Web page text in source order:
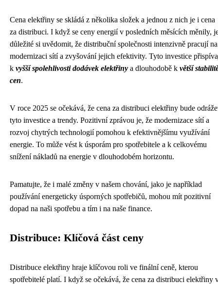
Cena elektřiny se skládá z několika složek a jednou z nich je i cena
za distribuci. I když se ceny energií v posledních měsících měnily,
důležité si uvědomit, že distribuční společnosti intenzivně pracují na
modernizaci sítí a zvyšování jejich efektivity. Tyto investice
k vyšší spolehlivosti dodávek elektřiny a dlouhodobě k větší
cen.
V roce 2025 se očekává, že cena za distribuci elektřiny bude
tyto investice a trendy. Pozitivní zprávou je, že modernizace sítí a
rozvoj chytrých technologií pomohou k efektivnějšímu využívání
energie. To může vést k úsporám pro spotřebitele a k celkovému
snížení nákladů na energie v dlouhodobém horizontu.
Pamatujte, že i malé změny v našem chování, jako je například
používání energeticky úsporných spotřebičů, mohou mít pozitivní
dopad na naši spotřebu a tím i na naše finance.
Distribuce: Klíčová část ceny
Distribuce elektřiny hraje klíčovou roli ve finální ceně, kterou
spotřebitelé platí. I když se očekává, že cena za distribuci elektřiny